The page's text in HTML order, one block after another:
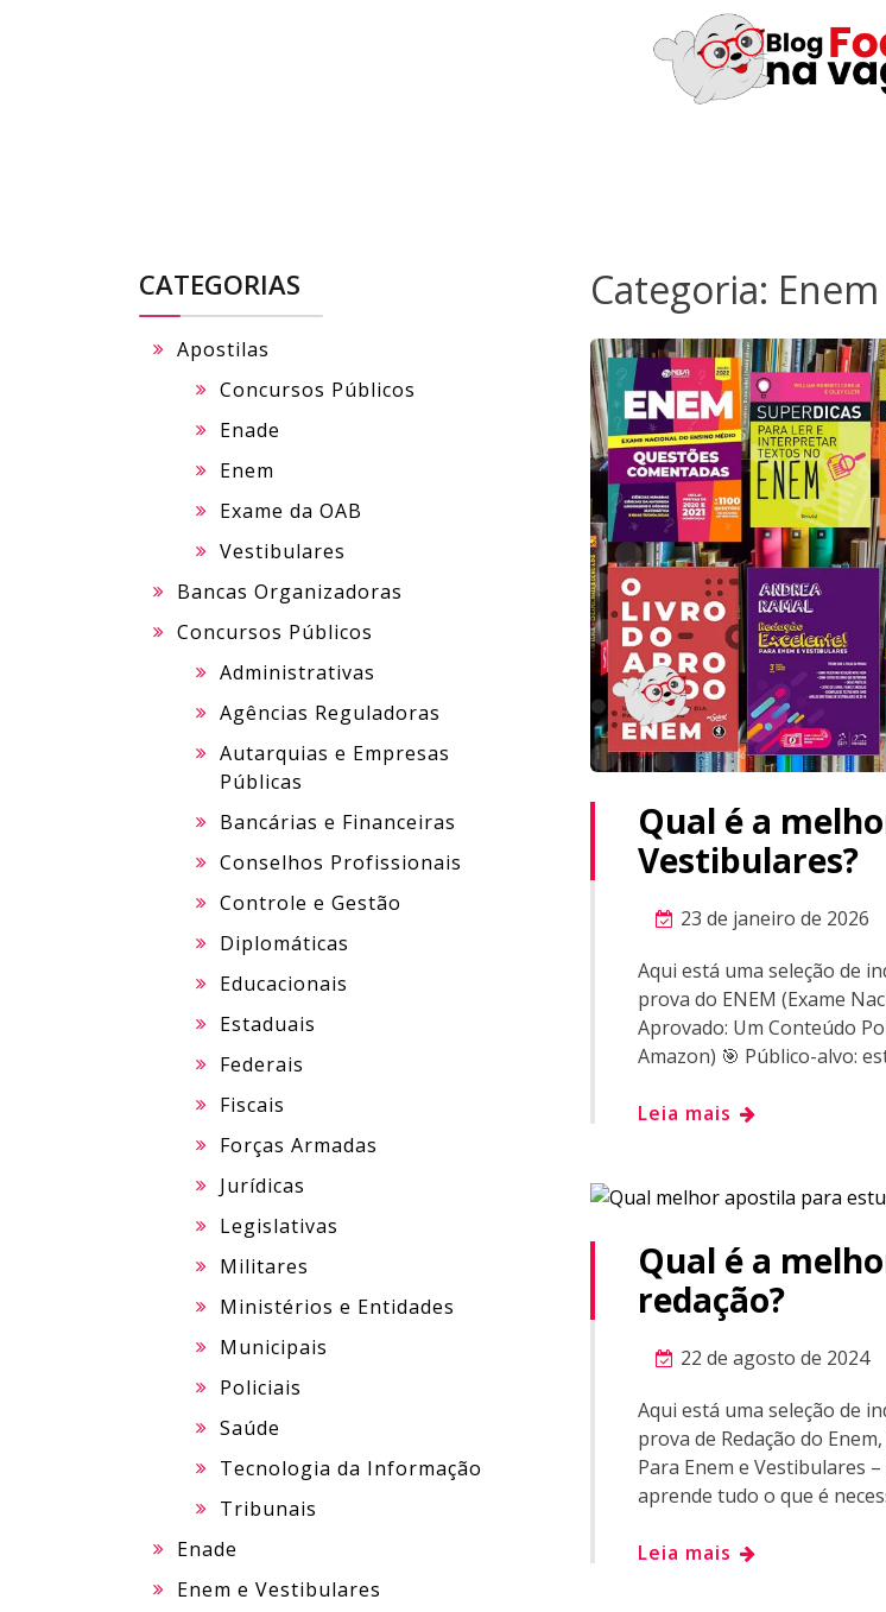
Categoria: Enem
Qual é a
Vestibulares?
23 de janeiro de 2026
Aqui está uma seleção de
prova do ENEM (Exame
Aprovado: Um Conteúdo
Amazon) 🎯 Público-alvo:
Leia mais
Qual é a
redação?
22 de agosto de 2024
Aqui está uma seleção de
prova de Redação do
Para Enem e Vestibulares
aprende tudo o que é
Leia mais
CATEGORIAS
Apostilas
Concursos Públicos
Enade
Enem
Exame da OAB
Vestibulares
Bancas Organizadoras
Concursos Públicos
Administrativas
Agências Reguladoras
Autarquias e Empresas
Públicas
Bancárias e Financeiras
Conselhos Profissionais
Controle e Gestão
Diplomáticas
Educacionais
Estaduais
Federais
Fiscais
Forças Armadas
Jurídicas
Legislativas
Militares
Ministérios e Entidades
Municipais
Policiais
Saúde
Tecnologia da Informação
Tribunais
Enade
Enem e Vestibulares